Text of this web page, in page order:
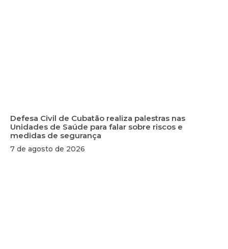
Defesa Civil de Cubatão realiza palestras nas
Unidades de Saúde para falar sobre riscos e
medidas de segurança
7 de agosto de 2026